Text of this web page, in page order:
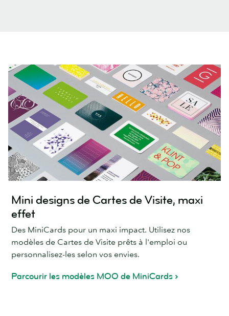
Mini designs de Cartes de Visite, maxi
effet
Des MiniCards pour un maxi impact. Utilisez nos
modèles de Cartes de Visite prêts à l'emploi ou
personnalisez-les selon vos envies.
Parcourir les modèles MOO de MiniCards